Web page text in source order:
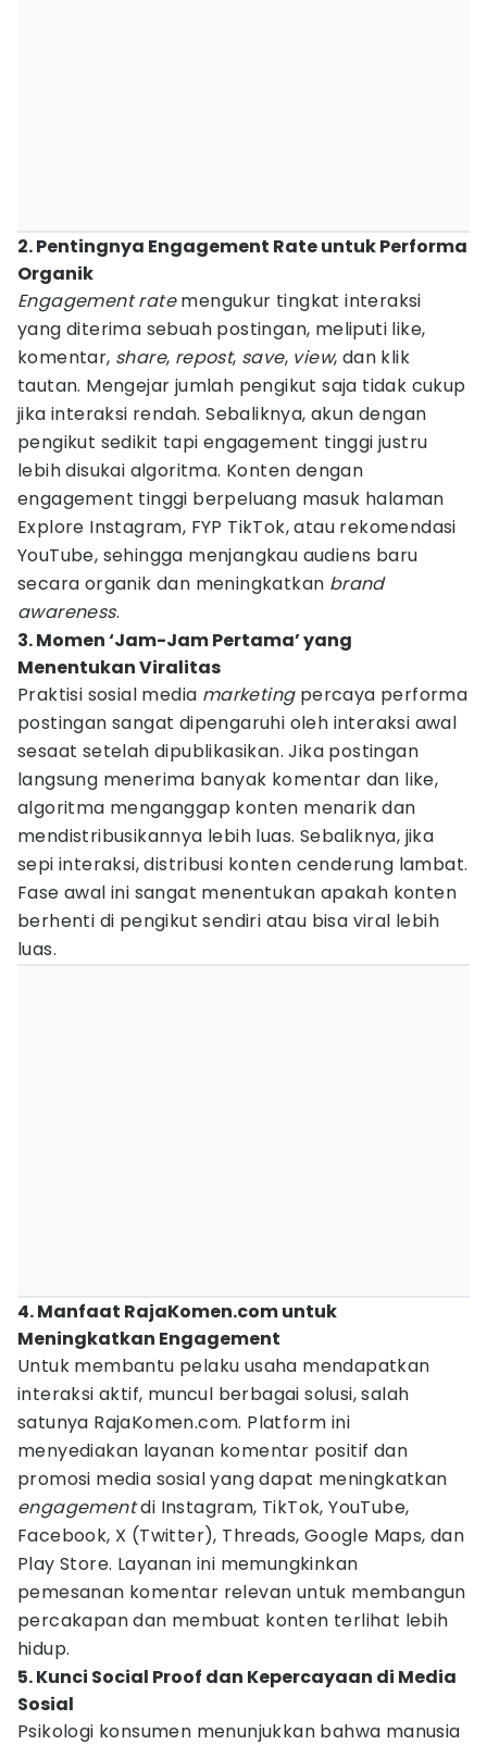
2. Pentingnya Engagement Rate untuk Performa
Organik
Engagement ratemengukur tingkat interaksi
yang diterima sebuah postingan, meliputi like,
komentar, share, repost, save, view, dan klik
tautan. Mengejar jumlah pengikut saja tidak cukup
jika interaksi rendah. Sebaliknya, akun dengan
pengikut sedikit tapi engagement tinggi justru
lebih disukai algoritma. Konten dengan
engagement tinggi berpeluang masuk halaman
Explore Instagram, FYP TikTok, atau rekomendasi
YouTube, sehingga menjangkau audiens baru
secara organik dan meningkatkan brand
awareness.
3. Momen ‘Jam-Jam Pertama’ yang
Menentukan Viralitas
Praktisi sosial media marketing percaya performa
postingan sangat dipengaruhi oleh interaksi awal
sesaat setelah dipublikasikan. Jika postingan
langsung menerima banyak komentar dan like,
algoritma menganggap konten menarik dan
mendistribusikannya lebih luas. Sebaliknya, jika
sepi interaksi, distribusi konten cenderung lambat.
Fase awal ini sangat menentukan apakah konten
berhenti di pengikut sendiri atau bisa viral lebih
luas.
4. Manfaat RajaKomen.com untuk
Meningkatkan Engagement
Untuk membantu pelaku usaha mendapatkan
interaksi aktif, muncul berbagai solusi, salah
satunya RajaKomen.com. Platform ini
menyediakan layanan komentar positif dan
promosi media sosial yang dapat meningkatkan
engagementdi Instagram, TikTok, YouTube,
Facebook, X (Twitter), Threads, Google Maps, dan
Play Store. Layanan ini memungkinkan
pemesanan komentar relevan untuk membangun
percakapan dan membuat konten terlihat lebih
hidup.
5. Kunci Social Proof dan Kepercayaan di Media
Sosial
Psikologi konsumen menunjukkan bahwa manusia